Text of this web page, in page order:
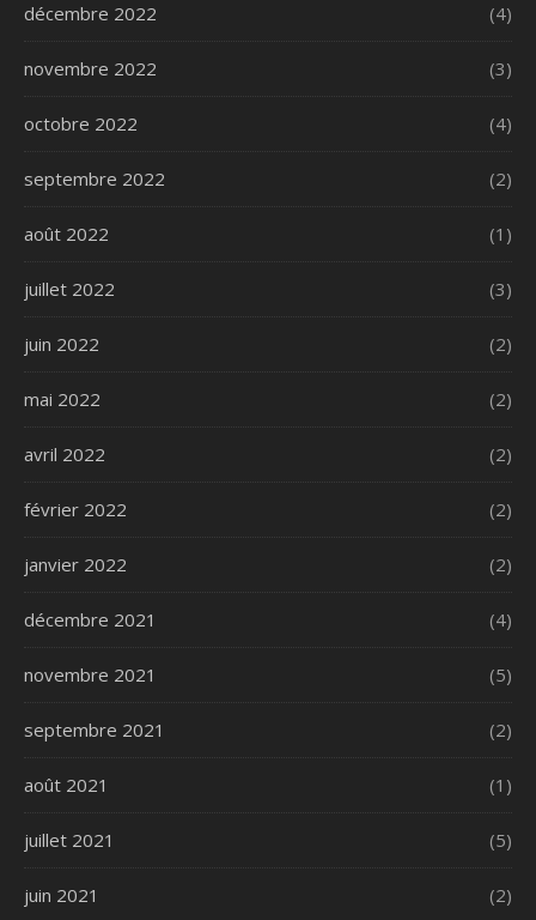
décembre 2022 (4)
novembre 2022 (3)
octobre 2022 (4)
septembre 2022 (2)
août 2022 (1)
juillet 2022 (3)
juin 2022 (2)
mai 2022 (2)
avril 2022 (2)
février 2022 (2)
janvier 2022 (2)
décembre 2021 (4)
novembre 2021 (5)
septembre 2021 (2)
août 2021 (1)
juillet 2021 (5)
juin 2021 (2)